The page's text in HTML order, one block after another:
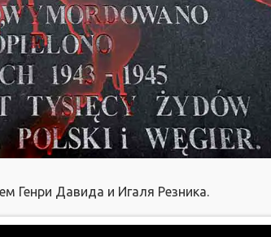
Генри Давида и Игаля Резника.